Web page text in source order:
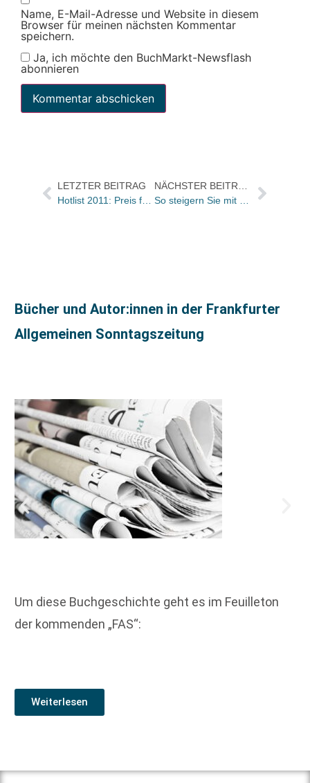
Name, E-Mail-Adresse und Website in diesem
Browser für meinen nächsten Kommentar
speichern.
Ja, ich möchte den BuchMarkt-Newsflash
abonnieren
LETZTER BEITRAG
Hotlist 2011: Preis für Independent Verlage zum dritten Mal ausgeschrieben
Bücher und Autor:innen in der Frankfurter
Allgemeinen Sonntagszeitung
Um diese Buchgeschichte geht es im Feuilleton
der kommenden „FAS“:
Weiterlesen